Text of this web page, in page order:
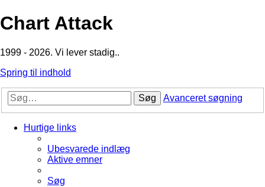
Chart Attack
1999 - 2026. Vi lever stadig..
Spring til indhold
Søg Avanceret søgning
Hurtige links
Ubesvarede indlæg
Aktive emner
Søg